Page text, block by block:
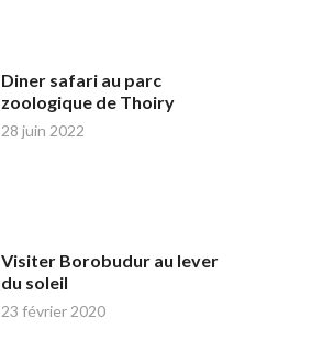
Diner safari au parc
zoologique de Thoiry
28 juin 2022
Visiter Borobudur au lever
du soleil
23 février 2020